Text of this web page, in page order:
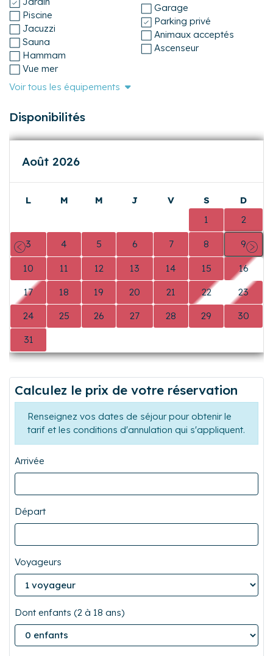
et réservations) et la Conciergerie du Vexin (service de
conciergerie / intendance).
Piscine
Jacuzzi
Sauna
Hammam
Vue mer
Garage
Parking privé
Animaux acceptés
Ascenseur
Voir tous les équipements
Disponibilités
Août 2026
L M M J V S
D
1 2
3 4 5 6 7 8 9
10 11 12 13 14 15 16
17 18 19 20 21 22 23
24 25 26 27 28 29 30
31
Précédent
Calculez le prix de votre réservation
Renseignez vos dates de séjour pour obtenir le
tarif et les conditions d'annulation qui s'appliquent.
Arrivée
Départ
Voyageurs
Dont enfants (2 à 18 ans)